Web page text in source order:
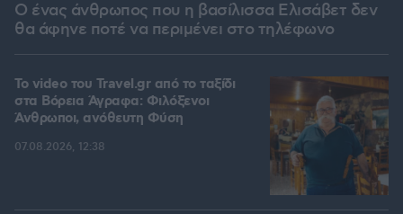
Ο ένας άνθρωπος που η βασίλισσα Ελισάβετ δεν
θα άφηνε ποτέ να περιμένει στο τηλέφωνο
To video του Travel.gr από το ταξίδι
στα Βόρεια Άγραφα: Φιλόξενοι
Άνθρωποι, ανόθευτη Φύση
07.08.2026, 12:38